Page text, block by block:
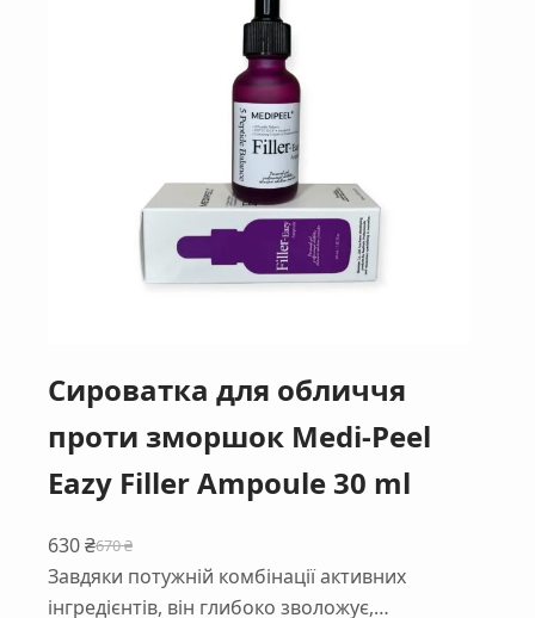
Сироватка для обличчя
проти зморшок Medi-Peel
Eazy Filler Ampoule 30 ml
670₴
Оригінальна
ціна:
630₴
Поточна
ціна:
Завдяки потужній комбінації активних
інгредієнтів, він глибоко зволожує,…